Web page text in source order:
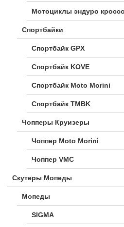
Мотоциклы эндуро
Спортбайки
Спортбайк GPX
Спортбайк KOVE
Спортбайк Moto Morini
Спортбайк TMBK
Чопперы Круизеры
Чоппер Moto Morini
Чоппер VMC
Скутеры Мопеды
Мопеды
SIGMA